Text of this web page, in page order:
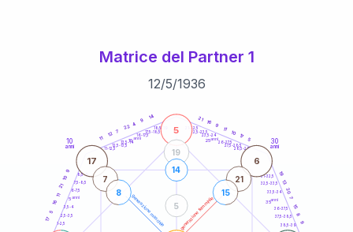
Matrice del Partner 1
12/5/1936
generazione maschile generazione femminile
10
anni
30
anni
1-2,5
2,5-3,5
3,5-4
6-7,5
7,5-8,5
8,5-9
11-12,5
12,5-13,5
13,5-14
16-17,5
17,5-18,5
18,5-19
21-22,5
22,5-23,5
23,5-24
26-27,5
27,5-28,5
28,5-29
31-32,5
32,5-33,5
33,5-34
36-37,5
37,5-38,5
38,5-39
17
5
16
11
21
10
9
11
12
7
22 4
9
14 21
16
9
11
10
17
5
19
13
20
7
15
8
9
5
17 6
19
14
5
7
8
21
15
5anni
15 anni 25anni
35anni